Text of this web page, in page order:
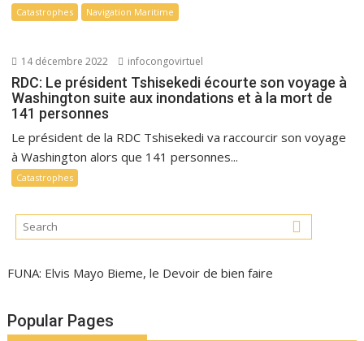
Catastrophes Navigation Maritime
14 décembre 2022 infocongovirtuel
RDC: Le président Tshisekedi écourte son voyage à
Washington suite aux inondations et à la mort de
141 personnes
Le président de la RDC Tshisekedi va raccourcir son voyage
à Washington alors que 141 personnes...
Catastrophes
FUNA: Elvis Mayo Bieme, le Devoir de bien faire
Popular Pages